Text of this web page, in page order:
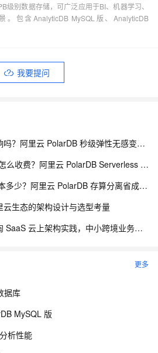
级别数据存储，可广泛应用于BI、机器学习、
包含AnalyticDB MySQL版、AnalyticDB
我要提问
数据库在线扩容业务受影响吗？阿里云 PolarDB 秒级弹性无感变配解析
云数据库 Serverless 模式怎么收费？阿里云 PolarDB Serverless 按需计费解析
100TB 数据存储在云上成本多少？阿里云 PolarDB 存算分离省成本解析
生态的架构设计与选型考量
外贸稳增背景下，反向海淘 SaaS 云上架构实践，中小跨境业务如何低成本扛住流量脉冲
更多
据库
MySQL 版
析性能